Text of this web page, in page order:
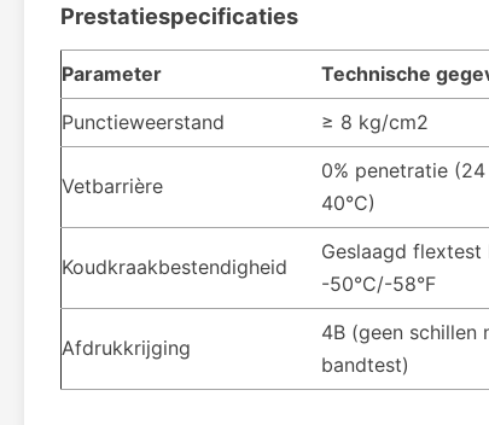
Prestatiespecificaties
Parameter Technische
Punctieweerstand
≥ 8 kg/cm2
Vetbarrière
0% penetratie
40°C)
Koudkraakbestendigheid
Geslaagd flextest
-50°C/-58°F
Afdrukkrijging
4B (geen schillen
bandtest)